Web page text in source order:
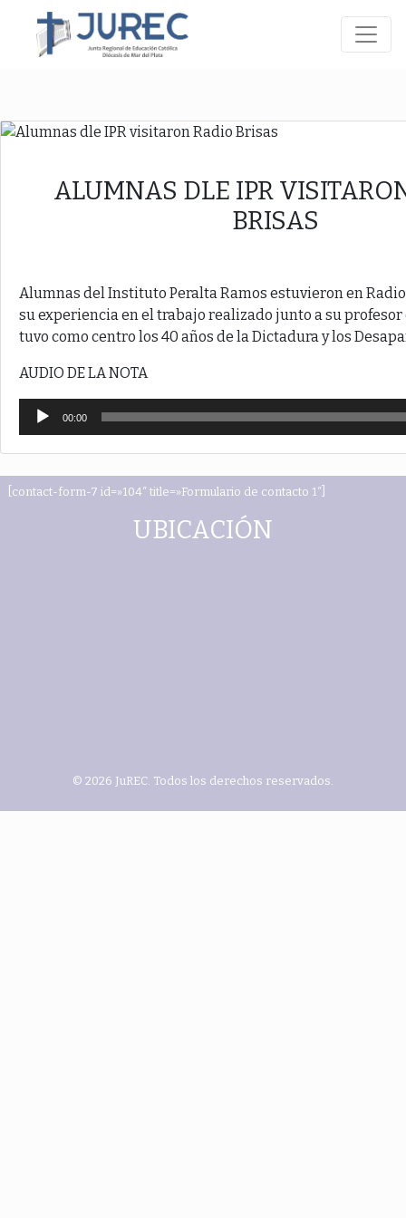
ALUMNAS DLE IPR
BRISAS
Alumnas del Instituto Peralta Ramos estuvieron en
su experiencia en el trabajo realizado junto a su
tuvo como centro los 40 años de la Dictadura y los
AUDIO DE LA NOTA
Reproductor
audio
00:00
[contact-form-7 id=»104″ title=»Formulario de contacto 1″]
UBICACIÓN
© 2026 JuREC. Todos los derechos reservados.